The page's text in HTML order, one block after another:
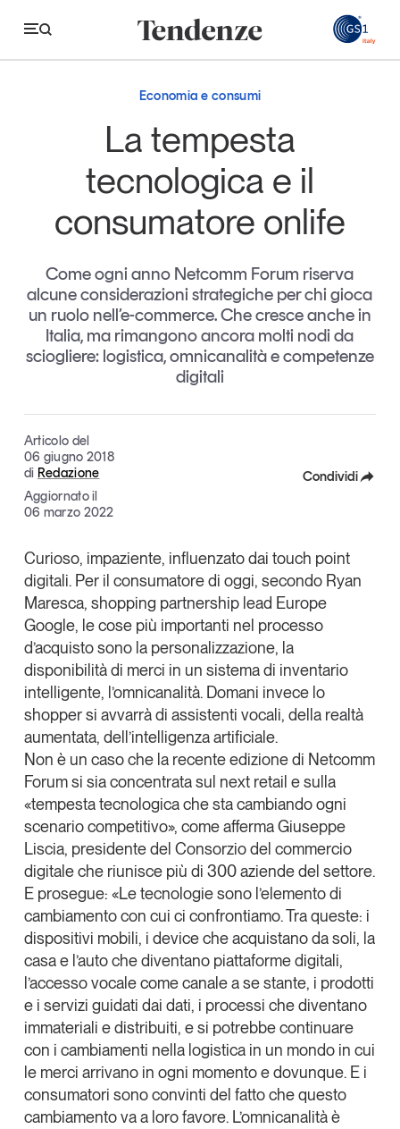
Tendenze
Economia e consumi
Logistica
Retail e brand
Sostenibilità
Grandi temi
Articoli
Opinioni
Dossier
Il Numero
Interviste
Video
Podcast
Tutti gli studi e le ricerche
Eventi e formazione
Tutti gli appuntamenti
Chi siamo
Newsletter
Contatti
Tendenze Journal
La nostra newsletter nella tua email
Iscriviti
Economia e consumi
La tempesta
tecnologica e il
consumatore onlife
Come ogni anno Netcomm Forum riserva
alcune considerazioni strategiche per chi gioca
un ruolo nell’e-commerce. Che cresce anche in
Italia, ma rimangono ancora molti nodi da
sciogliere: logistica, omnicanalità e competenze
digitali
Articolo del
06 giugno 2018
di Redazione
Aggiornato il
06 marzo 2022
Condividi
Linkedin
Copia Link
Curioso, impaziente, influenzato dai touch point
digitali. Per il consumatore di oggi, secondo Ryan
Maresca, shopping partnership lead Europe
Google, le cose più importanti nel processo
d’acquisto sono la personalizzazione, la
disponibilità di merci in un sistema di inventario
intelligente, l’omnicanalità. Domani invece lo
shoppersi avvarrà di assistenti vocali, della realtà
aumentata, dell’intelligenza artificiale.
Non è un caso che la recente edizione di Netcomm
Forumsi sia concentrata sul next retail e sulla
«tempesta tecnologica che sta cambiando ogni
scenario competitivo», come affermaGiuseppe
Liscia, presidente del Consorzio del commercio
digitaleche riunisce più di 300 aziende del settore.
E prosegue: «Le tecnologie sono l’elemento di
cambiamento con cui ci confrontiamo. Tra queste: i
dispositivi mobili, i deviceche acquistano da soli, la
casa e l’auto che diventano piattaforme digitali,
l’accesso vocale come canale a se stante, i prodotti
e i servizi guidati dai dati, i processi che diventano
immateriali e distribuiti, e si potrebbe continuare
con i cambiamenti nella logistica in un mondo in cui
le merci arrivano in ogni momento e dovunque. E i
consumatori sono convinti del fatto che questo
cambiamento va a loro favore. L’omnicanalità è